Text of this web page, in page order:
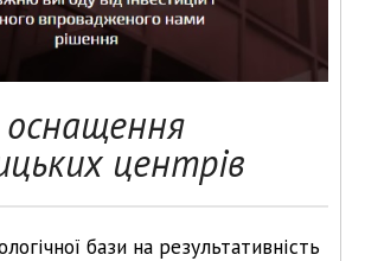
оснащення
центрів
бази на результативність